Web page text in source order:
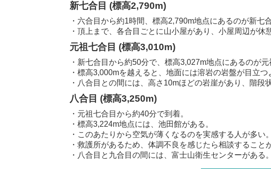
新七合目 (標高2,790m)
・六合目から約1時間、標高2,790m地点にあるのが新七
・頂上まで、各合目ごとに山小屋があり、小屋周辺が休
元祖七合目 (標高3,010m)
・新七合目から約50分で、標高3,027m地点にあるのが元
・標高3,000mを越えると、地面には溶岩の岩盤が目立つ
・八合目との間には、高さ10mほどの岩崖があり、階
八合目 (標高3,250m)
・元祖七合目から約40分で到着。
・標高3,224m地点には、池田館がある。
・このあたりから空気が薄くなるのを実感する人が多い。
・救護所があるため、体調不良を感じたら相談すること
・八合目と九合目の間には、富士山衛生センターがある。